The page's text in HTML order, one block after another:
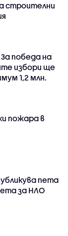
строителни
победа на
избори ще
1,2 млн.
пожара в
пета
за НЛО